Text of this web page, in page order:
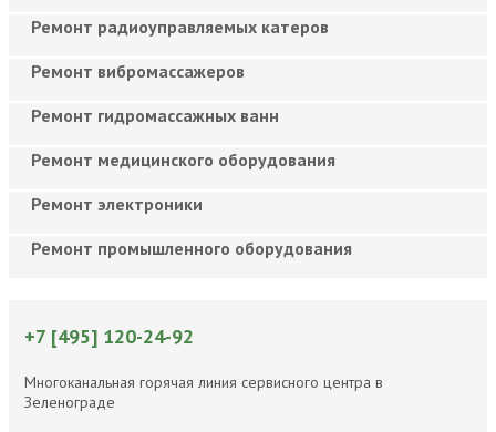
Ремонт радиоуправляемых катеров
Ремонт вибромассажеров
Ремонт гидромассажных ванн
Ремонт медицинского оборудования
Ремонт электроники
Ремонт промышленного оборудования
+7 [495] 120-24-92
Многоканальная горячая линия сервисного центра в
Зеленограде